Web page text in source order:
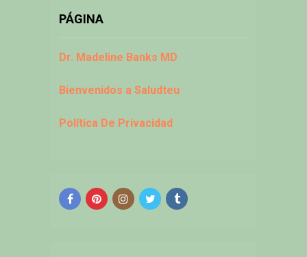
PÁGINA
Dr. Madeline Banks MD
Bienvenidos a Saludteu
Política De Privacidad